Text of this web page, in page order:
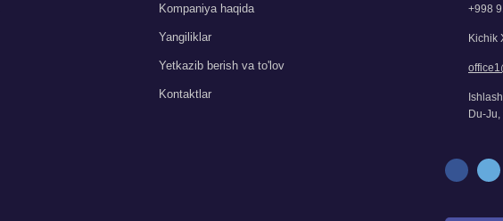
Kompaniya haqida
Yangiliklar
Yetkazib berish va to'lov
Kontaktlar
+998
Kichik
Du-